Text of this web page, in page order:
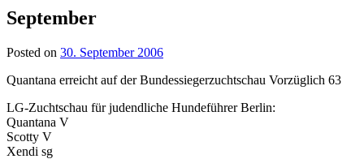
September
Posted on 30. September 2006
Quantana erreicht auf der Bundessiegerzuchtschau Vorzüglich 63
LG-Zuchtschau für judendliche Hundeführer Berlin:
Quantana V
Scotty V
Xendi sg